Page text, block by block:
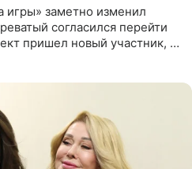
игры» заметно изменил
согласился перейти
пришел новый участник, а